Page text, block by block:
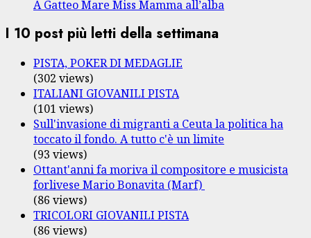
A Gatteo Mare Miss Mamma all’alba
I 10 post più letti della settimana
PISTA, POKER DI MEDAGLIE
(302 views)
ITALIANI GIOVANILI PISTA
(101 views)
Sull'invasione di migranti a Ceuta la politica ha
toccato il fondo. A tutto c'è un limite
(93 views)
Ottant'anni fa moriva il compositore e musicista
forlivese Mario Bonavita (Marf)
(86 views)
TRICOLORI GIOVANILI PISTA
(86 views)